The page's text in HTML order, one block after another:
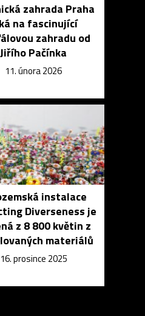
zahrada Praha
na fascinující
zahradu od
Jiřího Pačínka
11. února 2026
instalace
Diverseness je
z 8 800 květin z
materiálů
16. prosince 2025